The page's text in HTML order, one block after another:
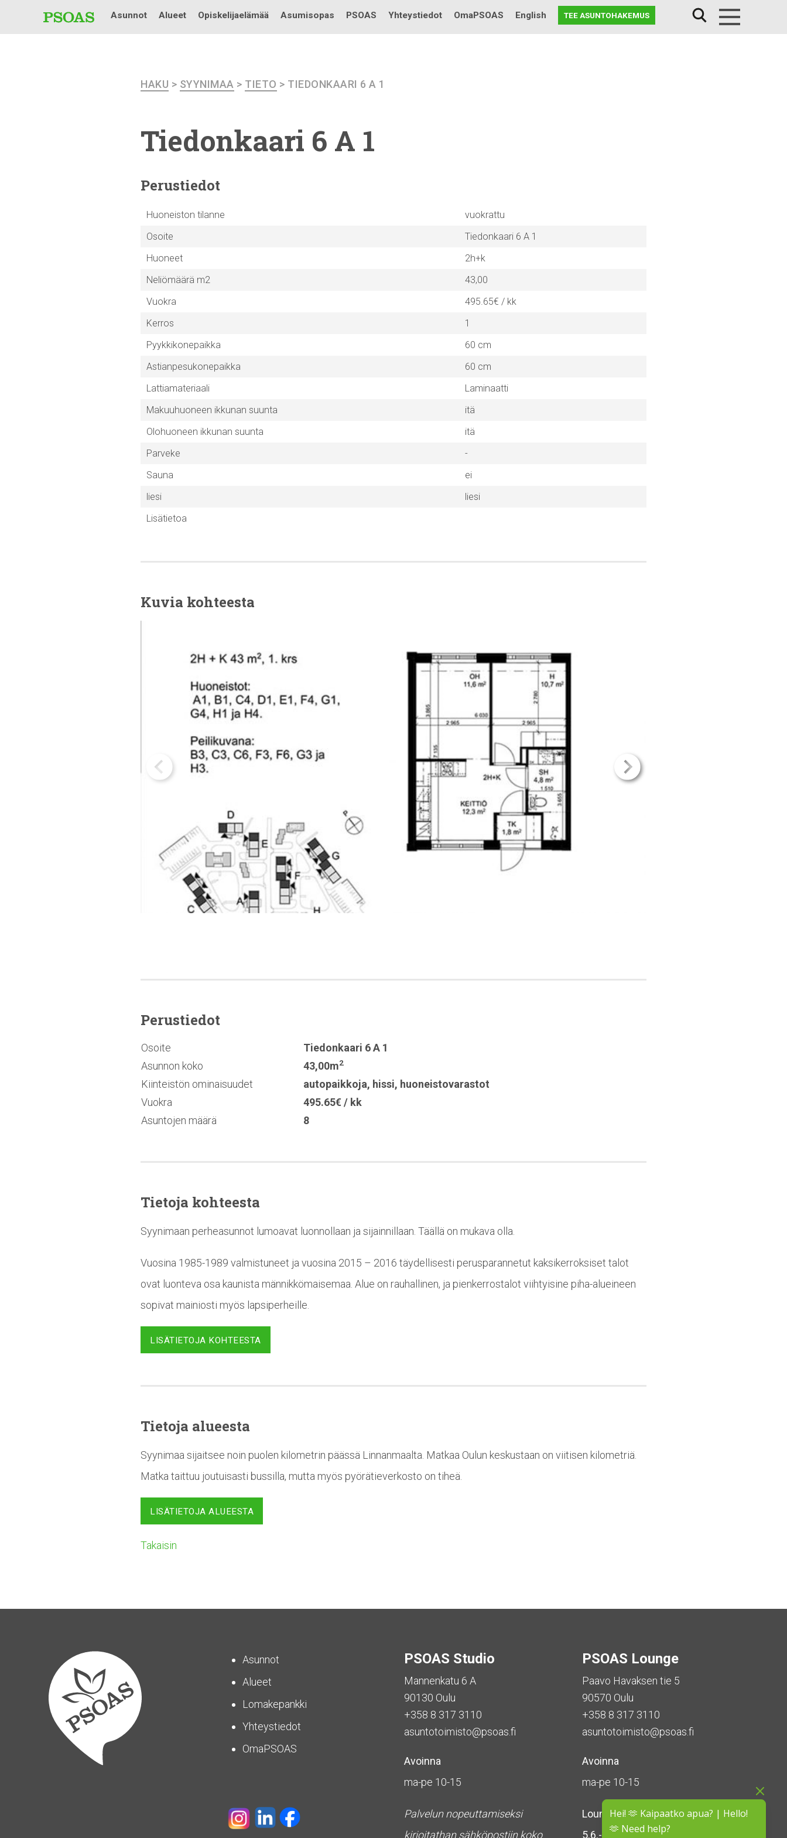
Hei! 🫶 Kaipaatko apua? | Hello!
🫶 Need help?
Testi
Asunnot Alueet Opiskelijaelämää Asumisopas PSOAS Yhteystiedot OmaPSOAS English TEE ASUNTOHAKEMUS
HAKU > SYYNIMAA > TIETO > TIEDONKAARI 6 A 1
Tiedonkaari 6 A 1
Perustiedot
Huoneiston tilanne
vuokrattu
Osoite
Tiedonkaari 6 A 1
Huoneet
2h+k
Neliömäärä m2
43,00
Vuokra
495.65€ / kk
Kerros
1
Pyykkikonepaikka
60 cm
Astianpesukonepaikka
60 cm
Lattiamateriaali
Laminaatti
Makuuhuoneen ikkunan suunta
itä
Olohuoneen ikkunan suunta
itä
Parveke
-
Sauna
ei
liesi
liesi
Lisätietoa
Kuvia kohteesta
Perustiedot
Osoite
Tiedonkaari 6 A 1
Asunnon koko
43,00m2
Kiinteistön ominaisuudet autopaikkoja, hissi, huoneistovarastot
Vuokra
495.65€ / kk
Asuntojen määrä
8
Tietoja kohteesta
Syynimaan perheasunnot lumoavat luonnollaan ja sijainnillaan. Täällä on mukava olla.
Vuosina 1985-1989 valmistuneet ja vuosina 2015 – 2016 täydellisesti perusparannetut kaksikerroksiset talot
ovat luonteva osa kaunista männikkömaisemaa. Alue on rauhallinen, ja pienkerrostalot viihtyisine piha-alueineen
sopivat mainiosti myös lapsiperheille.
LISÄTIETOJA KOHTEESTA
Tietoja alueesta
Syynimaa sijaitsee noin puolen kilometrin päässä Linnanmaalta. Matkaa Oulun keskustaan on viitisen kilometriä.
Matka taittuu joutuisasti bussilla, mutta myös pyörätieverkosto on tiheä.
LISÄTIETOJA ALUEESTA
Takaisin
Asunnot
Alueet
Lomakepankki
Yhteystiedot
OmaPSOAS
PSOAS Studio
Mannenkatu 6 A
90130 Oulu
+358 8 317 3110
asuntotoimisto@psoas.fi
Avoinna
ma-pe 10-15
Palvelun nopeuttamiseksi
kirjoitathan sähköpostiin koko
PSOAS Lounge
Paavo Havaksen tie 5
90570 Oulu
+358 8 317 3110
asuntotoimisto@psoas.fi
Avoinna
ma-pe 10-15
Lounge onsuljettu kesän ajan
5.6.-16.8.2026